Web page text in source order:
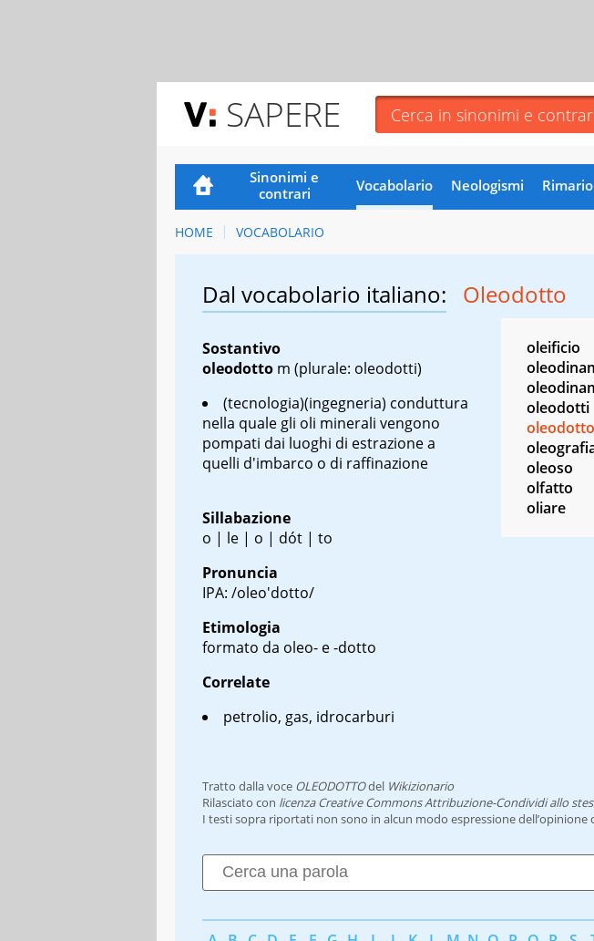
SAPERE
Sinonimi e
contrari
Vocabolario Neologismi Rimario
HOME VOCABOLARIO
Dal vocabolario italiano: Oleodotto
Sostantivo
oleodotto m (plurale: oleodotti)
(tecnologia)(ingegneria) conduttura
nella quale gli oli minerali vengono
pompati dai luoghi di estrazione a
quelli d'imbarco o di raffinazione
Sillabazione
o | le | o | dót | to
Pronuncia
IPA: /oleo'dotto/
Etimologia
formato da oleo- e -dotto
Correlate
petrolio, gas, idrocarburi
oleificio
oleodotti
oleodotto
oleoso
olfatto
oliare
Tratto dalla voce OLEODOTTOdel Wikizionario
Rilasciato con licenza Creative Commons Attribuzione-Condividi allo
I testi sopra riportati non sono in alcun modo espressione dell’opinione